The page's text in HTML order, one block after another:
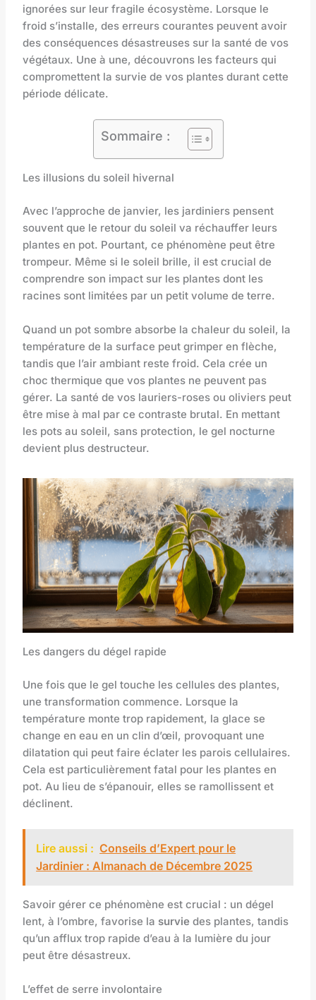
ignorées sur leur fragile écosystème. Lorsque le
froid s’installe, des erreurs courantes peuvent avoir
des conséquences désastreuses sur la santé de vos
végétaux. Une à une, découvrons les facteurs qui
compromettent la survie de vos plantes durant cette
période délicate.
Sommaire :
Les illusions du soleil hivernal
Avec l’approche de janvier, les jardiniers pensent
souvent que le retour du soleil va réchauffer leurs
plantes en pot. Pourtant, ce phénomène peut être
trompeur. Même si le soleil brille, il est crucial de
comprendre son impact sur les plantes dont les
racines sont limitées par un petit volume de terre.
Quand un pot sombre absorbe la chaleur du soleil, la
température de la surface peut grimper en flèche,
tandis que l’air ambiant reste froid. Cela crée un
choc thermique que vos plantes ne peuvent pas
gérer. La santé de vos lauriers-roses ou oliviers peut
être mise à mal par ce contraste brutal. En mettant
les pots au soleil, sans protection, le gel nocturne
devient plus destructeur.
Les dangers du dégel rapide
Une fois que le gel touche les cellules des plantes,
une transformation commence. Lorsque la
température monte trop rapidement, la glace se
change en eau en un clin d’œil, provoquant une
dilatation qui peut faire éclater les parois cellulaires.
Cela est particulièrement fatal pour les plantes en
pot. Au lieu de s’épanouir, elles se ramollissent et
déclinent.
Lire aussi : Conseils d’Expert pour le
Jardinier : Almanach de Décembre 2025
Savoir gérer ce phénomène est crucial : un dégel
lent, à l’ombre, favorise la survie des plantes, tandis
qu’un afflux trop rapide d’eau à la lumière du jour
peut être désastreux.
L’effet de serre involontaire